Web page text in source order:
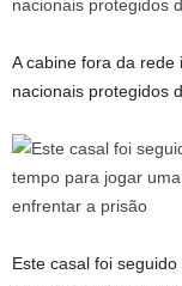
A cabine fora da
nacionais protegidos
Este casal foi